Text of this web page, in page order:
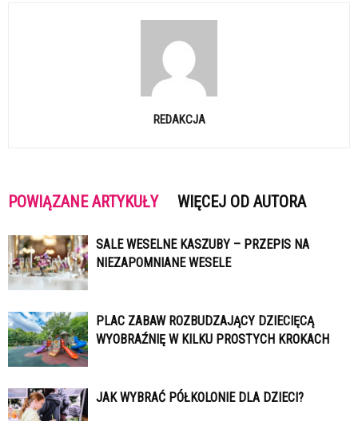
REDAKCJA
POWIĄZANE ARTYKUŁY WIĘCEJ OD AUTORA
SALE WESELNE KASZUBY – PRZEPIS NA
NIEZAPOMNIANE WESELE
PLAC ZABAW ROZBUDZAJĄCY DZIECIĘCĄ
WYOBRAŹNIĘ W KILKU PROSTYCH KROKACH
JAK WYBRAĆ PÓŁKOLONIE DLA DZIECI?